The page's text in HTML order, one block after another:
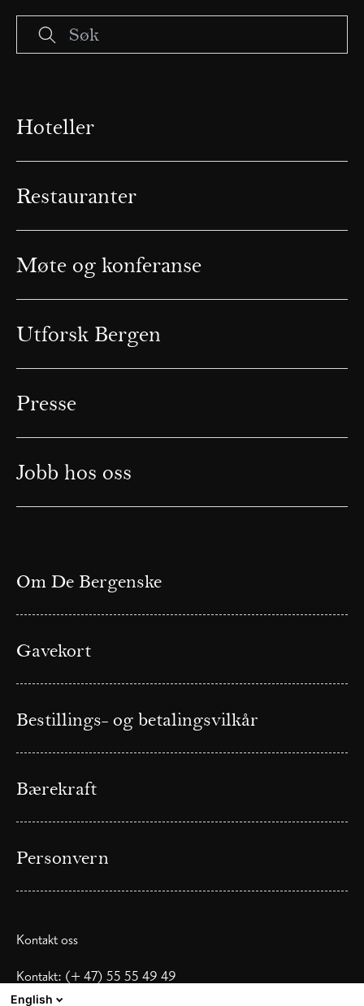
Hoteller
Restauranter
Møte og konferanse
Utforsk Bergen
Presse
Jobb hos oss
Om De Bergenske
Gavekort
Bestillings- og betalingsvilkår
Bærekraft
Personvern
Kontakt oss
Kontakt: (+ 47) 55 55 49 49
Tlf: (+47) 995 82 008
English